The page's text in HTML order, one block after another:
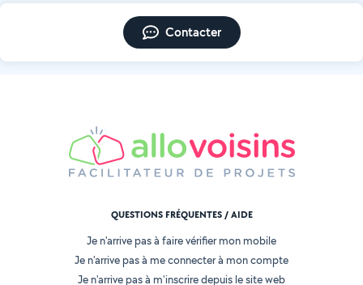
Contacter
QUESTIONS FRÉQUENTES / AIDE
Je n'arrive pas à faire vérifier mon mobile
Je n'arrive pas à me connecter à mon compte
Je n'arrive pas à m'inscrire depuis le site web